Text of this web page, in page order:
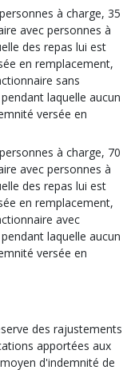
à charge, 35
avec personnes à
des repas lui est
en remplacement,
sans
laquelle aucun
versée en
à charge, 70
avec personnes à
des repas lui est
en remplacement,
avec
laquelle aucun
versée en
des rajustements
apportées aux
d'indemnité de